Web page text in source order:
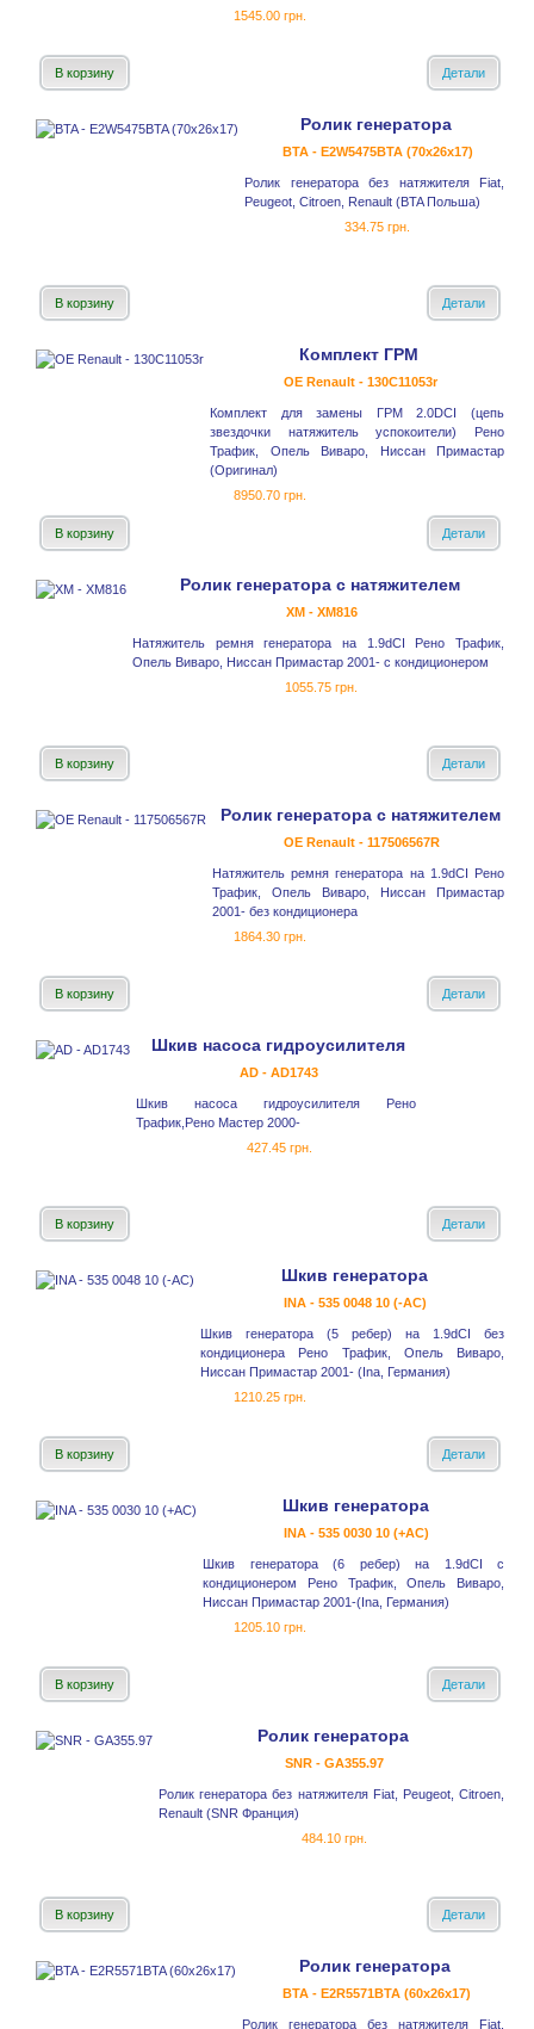
1545.00 грн.
В корзину Детали
Ролик генератора
BTA - E2W5475BTA (70x26x17)
Ролик генератора без натяжителя Fiat,
Peugeot, Citroen, Renault (BTA Польша)
334.75 грн.
В корзину Детали
Комплект ГРМ
OE Renault - 130C11053r
Комплект для замены ГРМ 2.0DCI (цепь
звездочки натяжитель успокоители) Рено
Трафик, Опель Виваро, Ниссан Примастар
(Оригинал)
8950.70 грн.
В корзину Детали
Ролик генератора с натяжителем
XM - XM816
Натяжитель ремня генератора на 1.9dCI Рено Трафик,
Опель Виваро, Ниссан Примастар 2001- с кондиционером
1055.75 грн.
В корзину Детали
Ролик генератора с натяжителем
OE Renault - 117506567R
Натяжитель ремня генератора на 1.9dCI Рено
Трафик, Опель Виваро, Ниссан Примастар
2001- без кондиционера
1864.30 грн.
В корзину Детали
Шкив насоса гидроусилителя
AD - AD1743
Шкив насоса гидроусилителя Рено
Трафик,Рено Мастер 2000-
427.45 грн.
В корзину Детали
Шкив генератора
INA - 535 0048 10 (-AC)
Шкив генератора (5 ребер) на 1.9dCI без
кондиционера Рено Трафик, Опель Виваро,
Ниссан Примастар 2001- (Ina, Германия)
1210.25 грн.
В корзину Детали
Шкив генератора
INA - 535 0030 10 (+AC)
Шкив генератора (6 ребер) на 1.9dCI с
кондиционером Рено Трафик, Опель Виваро,
Ниссан Примастар 2001-(Ina, Германия)
1205.10 грн.
В корзину Детали
Ролик генератора
SNR - GA355.97
Ролик генератора без натяжителя Fiat, Peugeot, Citroen,
Renault (SNR Франция)
484.10 грн.
В корзину Детали
Ролик генератора
BTA - E2R5571BTA (60x26x17)
Ролик генератора без натяжителя Fiat,